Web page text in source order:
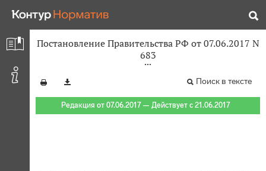
Постановление Правительства РФ от 07.06.2017 N
683
Поиск в тексте
Редакция от 07.06.2017 — Действует с 21.06.2017